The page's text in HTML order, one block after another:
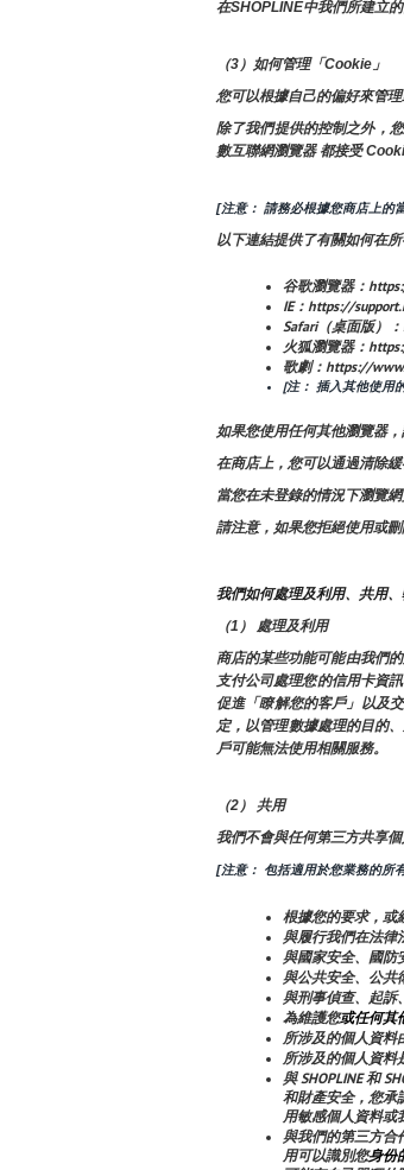
在SHOPLINE中我們所建立
（3）如何管理「Cookie」
您可以根據自己的偏好來管
除了我們提供的控制之外，
數互聯網瀏覽器 都接受
[注意： 請務必根據您商店上的
以下連結提供了有關如何在
谷歌瀏覽器：
IE：https://
Safari（桌面版）
火狐瀏覽器：
歌劇：https://
[注： 插入其他使用
如果您使用任何其他瀏覽器
在商店上，您可以通過清除緩
當您在未登錄的情況下瀏覽
請注意，如果您拒絕使用或
我們如何處理及利用、共用
（1） 處理及利用
商店的某些功能可能由我們
支付公司處理您的信用卡資
促進「瞭解您的客戶」以及
定，以管理數據處理的目的
戶可能無法使用相關服務。
（2） 共用
我們不會與任何第三方共享
[注意： 包括適用於您業務的所
根據您的要求，或
與履行我們在法律
與國家安全、國防
與公共安全、公共
與刑事偵查、起訴
為維護您或任何其
所涉及的個人資料
所涉及的個人資料
與 SHOPLINE 和
和財產安全，您承
用敏感個人資料或
與我們的第三方合
用可以識別您身份